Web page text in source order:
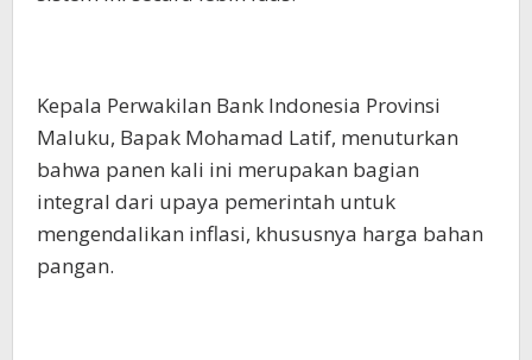
Kepala Perwakilan Bank Indonesia Provinsi
Maluku, Bapak Mohamad Latif, menuturkan
bahwa panen kali ini merupakan bagian
integral dari upaya pemerintah untuk
mengendalikan inflasi, khususnya harga bahan
pangan.